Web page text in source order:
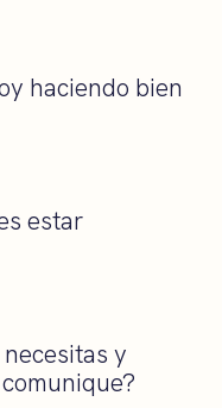
haciendo bien
estar
y